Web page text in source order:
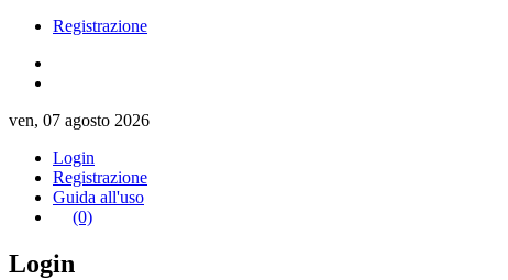
Registrazione
ven, 07 agosto 2026
Login
Registrazione
Guida all'uso
(0)
Login